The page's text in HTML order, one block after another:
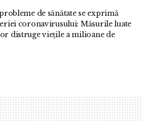
de sănătate se exprimă
coronavirusului: Măsurile luate
distruge viețile a milioane de